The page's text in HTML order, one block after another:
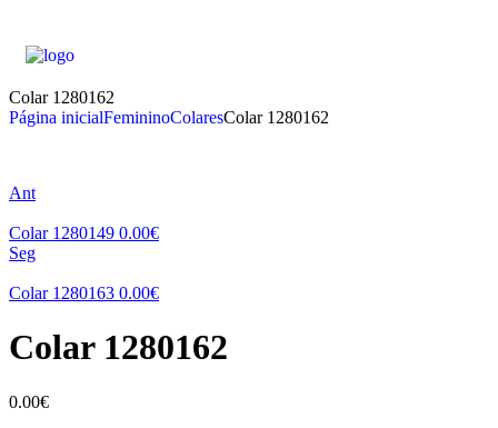
Colar 1280162
Página inicialFemininoColaresColar 1280162
Ant
Colar 1280149 0.00€
Seg
Colar 1280163 0.00€
Colar 1280162
0.00€